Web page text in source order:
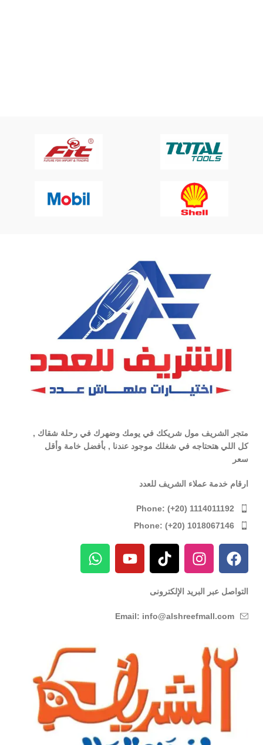
متجر الشريف مول شريكك في يومك وضهرك في رحلة شقاك ,
كل اللي هتحتاجه في شغلك موجود عندنا , بأفضل خامة وأقل
سعر
ارقام خدمة عملاء الشريف للعدد
Phone: (+20) 1114011192
Phone: (+20) 1018067146
التواصل عبر البريد الإلكترونى
Email: info@alshreefmall.com